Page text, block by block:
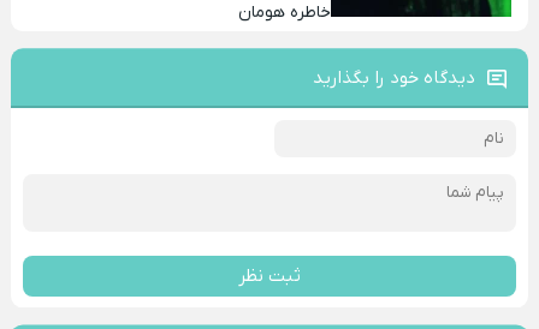
خاطره هومان
دیدگاه خود را بگذارید
ثبت نظر